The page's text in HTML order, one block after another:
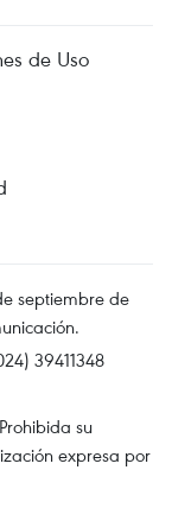
de Uso
septiembre de
39411348
su
expresa por